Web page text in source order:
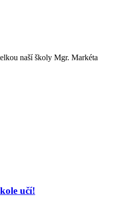
naší školy Mgr. Markéta
učí!